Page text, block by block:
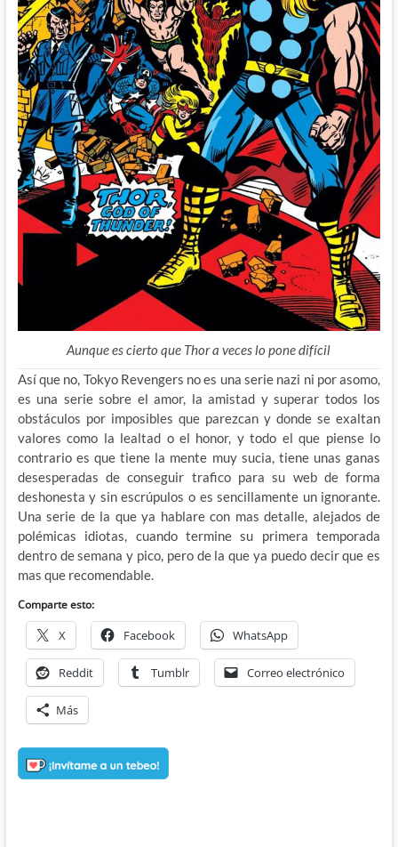
Aunque es cierto que Thor a veces lo pone difícil
Así que no, Tokyo Revengers no es una serie nazi ni por asomo,
es una serie sobre el amor, la amistad y superar todos los
obstáculos por imposibles que parezcan y donde se exaltan
valores como la lealtad o el honor, y todo el que piense lo
contrario es que tiene la mente muy sucia, tiene unas ganas
desesperadas de conseguir trafico para su web de forma
deshonesta y sin escrúpulos o es sencillamente un ignorante.
Una serie de la que ya hablare con mas detalle, alejados de
polémicas idiotas, cuando termine su primera temporada
dentro de semana y pico, pero de la que ya puedo decir que es
mas que recomendable.
Comparte esto:
X Facebook WhatsApp
Reddit Tumblr Correo electrónico
Más